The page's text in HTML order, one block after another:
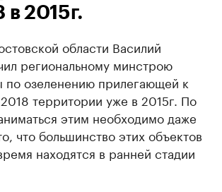
2015г.
области Василий
региональному минстрою
по озеленению прилегающей к
территории уже в 2015г. По
этим необходимо даже
что большинство этих объектов
находятся в ранней стадии